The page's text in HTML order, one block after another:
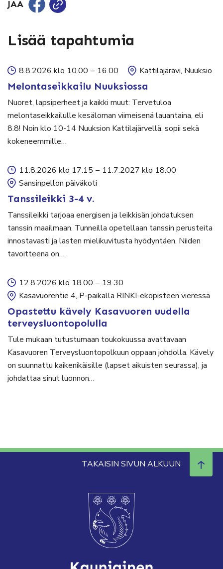
JAA
Lisää tapahtumia
8.8.2026 klo 10.00 – 16.00 Kattilajäravi, Nuuksio
Melontaseikkailu Nuuksiossa
Nuoret, lapsiperheet ja kaikki muut: Tervetuloa
melontaseikkailulle kesäloman viimeisenä lauantaina, eli
8.8! Noin klo 10-14 Nuuksion Kattilajärvellä, sopii sekä
kokeneemmille…
11.8.2026 klo 17.15 – 11.7.2027 klo 18.00
Sansinpellon päiväkoti
Tanssileikki 3-4 v.
Tanssileikki tarjoaa energisen ja leikkisän johdatuksen
tanssin maailmaan. Tunneilla opetellaan tanssin perusteita
innostavasti ja lasten mielikuvitusta hyödyntäen. Niiden
tavoitteena on…
12.8.2026 klo 18.00 – 19.30
Kasavuorentie 4, P-paikalla RINKI-ekopisteen vieressä
Opastettu kävely Kasavuoren uudella
terveysluontopolulla
Tule mukaan tutustumaan toukokuussa avattavaan
Kasavuoren Terveysluontopolkuun oppaan johdolla. Kävely
on suunnattu kaikenikäisille (lapset aikuisten seurassa), ja
johdattaa sinut luonnon…
TAKAISIN SIVUN ALKUUN